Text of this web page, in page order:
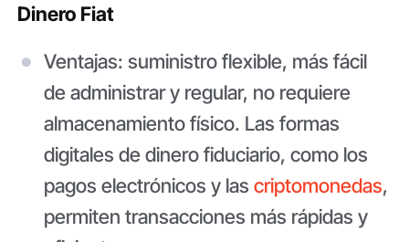
Dinero Fiat
Ventajas: suministro flexible, más fácil
de administrar y regular, no requiere
almacenamiento físico. Las formas
digitales de dinero fiduciario, como los
pagos electrónicos y las criptomonedas,
permiten transacciones más rápidas y